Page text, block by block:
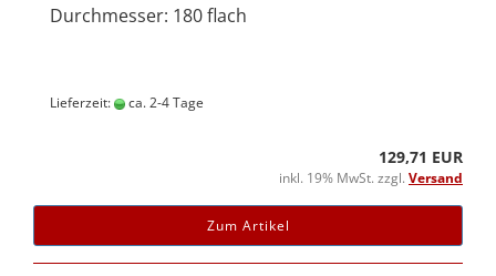
Durchmesser: 180 flach
Lieferzeit: ca. 2-4 Tage
129,71 EUR
inkl. 19% MwSt. zzgl. Versand
Zum Artikel